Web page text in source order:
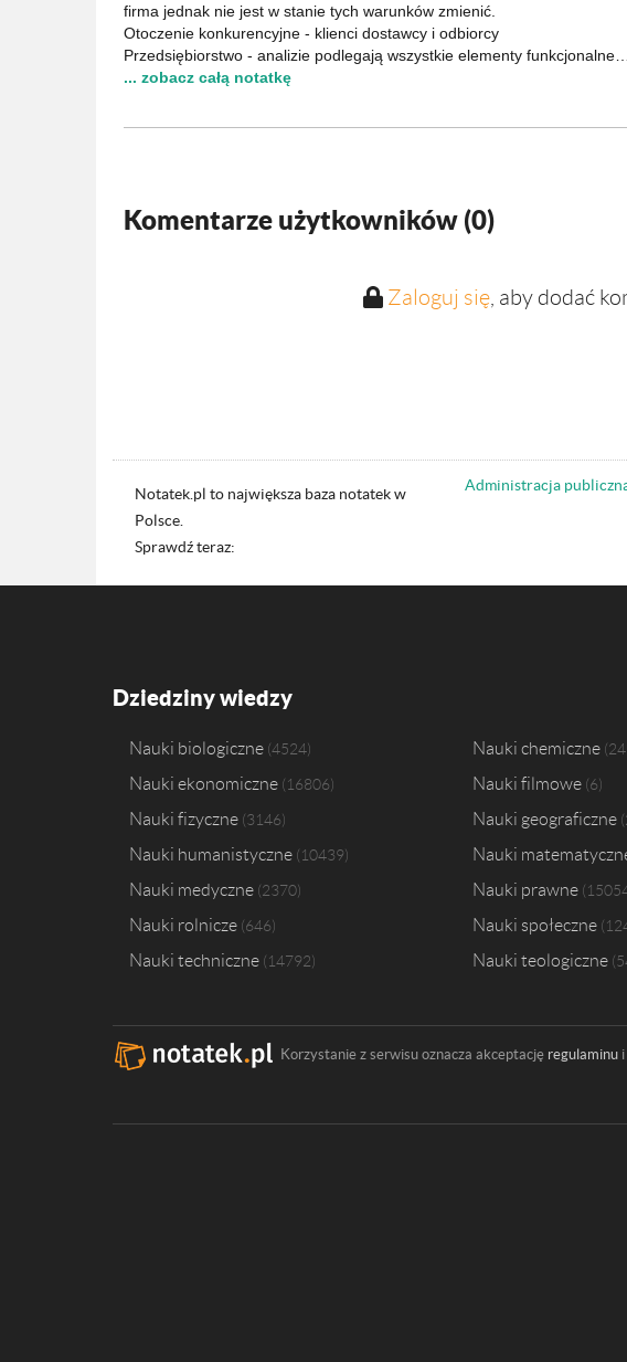
firma jednak nie jest w stanie tych warunków zmienić.
Otoczenie konkurencyjne - klienci dostawcy i odbiorcy
Przedsiębiorstwo - analizie podlegają wszystkie elementy funkcjonalne…
... zobacz całą notatkę
Komentarze użytkowników (0)
Zaloguj się, aby dodać
Notatek.pl to największa baza notatek w
Polsce.
Sprawdź teraz:
Administracja
Dziedziny wiedzy
Nauki biologiczne 4524 Nauki chemiczne
Nauki ekonomiczne 16806 Nauki filmowe 6
Nauki fizyczne 3146 Nauki geograficzne
Nauki humanistyczne 10439 Nauki
Nauki medyczne 2370 Nauki prawne
Nauki rolnicze 646 Nauki społeczne
Nauki techniczne 14792 Nauki teologiczne
Korzystanie z serwisu oznacza akceptację regulaminu i